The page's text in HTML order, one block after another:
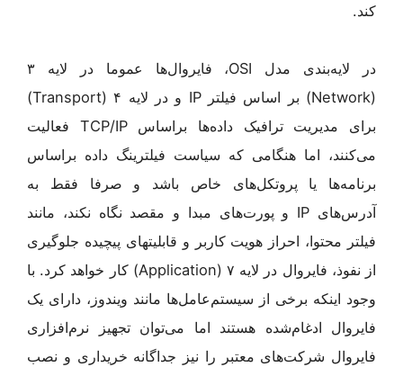
کند.
در لایه‌بندی مدل OSI، فایروال‌ها عموما در لایه ۳
(Network) بر اساس فیلتر IP و در لایه ۴ (Transport)
برای مدیریت ترافیک داده‌ها براساس TCP/IP فعالیت
می‌کنند، اما هنگامی که سیاست فیلترینگ داده بر‌اساس
برنامه‌ها یا پروتکل‌های خاص باشد و صرفا فقط به
آدرس‌های IP و پورت‌های مبدا و مقصد نگاه نکند، مانند
فیلتر محتوا، احراز هویت کاربر و قابلیتهای پیچیده جلوگیری
از نفوذ، فایروال در لایه ۷ (Application) کار خواهد کرد. با
وجود اینکه برخی از سیستم‌عامل‌ها مانند ویندوز، دارای یک
فایروال ادغام‌شده هستند اما می‌توان تجهیز نرم‌افزاری
فایروال شرکت‌های معتبر را نیز جداگانه خریداری و نصب